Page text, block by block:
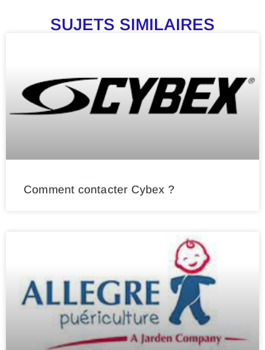
SUJETS SIMILAIRES
Comment contacter Cybex ?